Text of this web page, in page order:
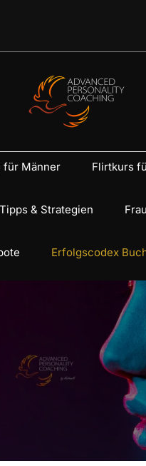
für Männer Flirtkurs
& Strategien
Erfolgscodex